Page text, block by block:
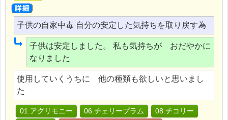
子供の自家中毒 自分の安定した気持ちを取り戻す為
子供は安定しました。 私も気持ちが おだやかに
なりました
使用していくうちに 他の種類も欲しいと思いまし
た
01.アグリモニー 06.チェリープラム 08.チコリー